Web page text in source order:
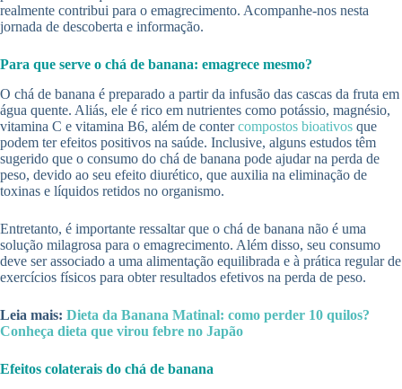
realmente contribui para o emagrecimento. Acompanhe-nos nesta
jornada de descoberta e informação.
Para que serve o chá de banana: emagrece mesmo?
O chá de banana é preparado a partir da infusão das cascas da fruta em
água quente. Aliás, ele é rico em nutrientes como potássio, magnésio,
vitamina C e vitamina B6, além de contercompostos bioativos que
podem ter efeitos positivos na saúde. Inclusive, alguns estudos têm
sugerido que o consumo do chá de banana pode ajudar na perda de
peso, devido ao seu efeito diurético, que auxilia na eliminação de
toxinas e líquidos retidos no organismo.
Entretanto, é importante ressaltar que o chá de banana não é uma
solução milagrosa para o emagrecimento. Além disso, seu consumo
deve ser associado a uma alimentação equilibrada e à prática regular de
exercícios físicos para obter resultados efetivos na perda de peso.
Leia mais: Dieta da Banana Matinal: como perder 10 quilos?
Conheça dieta que virou febre no Japão
Efeitos colaterais do chá de banana